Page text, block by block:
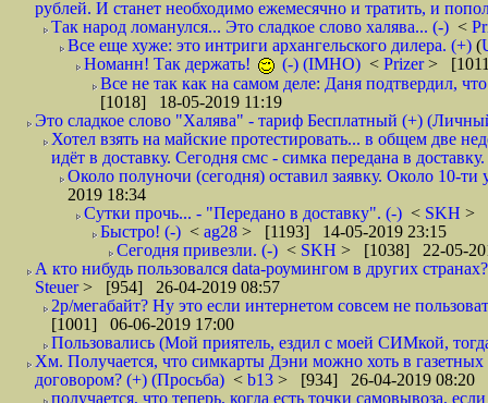
рублей. И станет необходимо ежемесячно и тратить, и
Так народ ломанулся... Это сладкое слово халява... (-) <
Все еще хуже: это интриги архангельского дилера. (+) (
Номанн! Так держать!
(-) (IMHO) < Prizer>
Все не так как на самом деле: Даня подтвердил,
[1018] 18-05-2019 11:19
Это сладкое слово "Халява" - тариф Бесплатный (+)
Хотел взять на майские протестировать... в общем две
идёт в доставку. Сегодня смс - симка передана в
Около полуночи (сегодня) оставил заявку. Около 10-ти
2019 18:34
Сутки прочь... - "Передано в доставку". (-) < SKH >
Быстро! (-) < ag28 > [1193] 14-05-2019 23:15
Сегодня привезли. (-) < SKH > [1038] 22-05-
А кто нибудь пользовался data-роумингом в других
Steuer> [954] 26-04-2019 08:57
2р/мегабайт? Ну это если интернетом совсем не
[1001] 06-06-2019 17:00
Пользовались (Мой приятель, ездил с моей СИМкой,
Хм. Получается, что симкарты Дэни можно хоть в газетных
договором? (+) (Просьба) < b13 > [934] 26-04-2019 08:20
получается, что теперь, когда есть точки самовывоза,